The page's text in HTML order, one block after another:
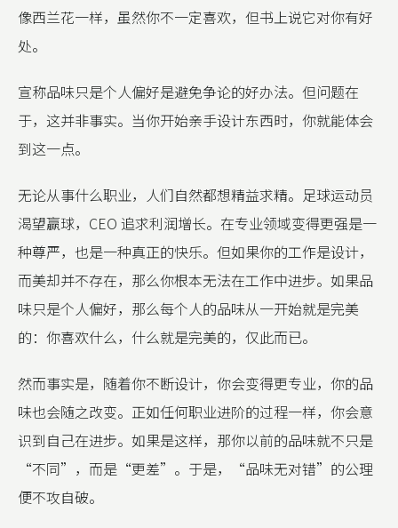
像西兰花一样，虽然你不一定喜欢，但书上说它对你有好
处。
宣称品味只是个人偏好是避免争论的好办法。但问题在
于，这并非事实。当你开始亲手设计东西时，你就能体会
到这一点。
无论从事什么职业，人们自然都想精益求精。足球运动员
渴望赢球，CEO 追求利润增长。在专业领域变得更强是一
种尊严，也是一种真正的快乐。但如果你的工作是设计，
而美却并不存在，那么你根本无法在工作中进步。如果品
味只是个人偏好，那么每个人的品味从一开始就是完美
的：你喜欢什么，什么就是完美的，仅此而已。
然而事实是，随着你不断设计，你会变得更专业，你的品
味也会随之改变。正如任何职业进阶的过程一样，你会意
识到自己在进步。如果是这样，那你以前的品味就不只是
“不同”，而是“更差”。于是，“品味无对错”的公理
便不攻自破。